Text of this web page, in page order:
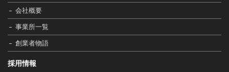
会社概要
事業所一覧
創業者物語
採用情報